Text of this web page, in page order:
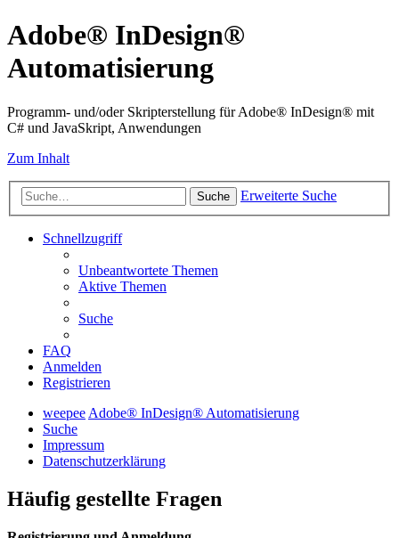
Adobe® InDesign®
Automatisierung
Programm- und/oder Skripterstellung für Adobe® InDesign® mit
C# und JavaSkript, Anwendungen
Zum Inhalt
Suche Erweiterte Suche
Schnellzugriff
Unbeantwortete Themen
Aktive Themen
Suche
FAQ
Anmelden
Registrieren
weepeeAdobe® InDesign® Automatisierung
Suche
Impressum
Datenschutzerklärung
Häufig gestellte Fragen